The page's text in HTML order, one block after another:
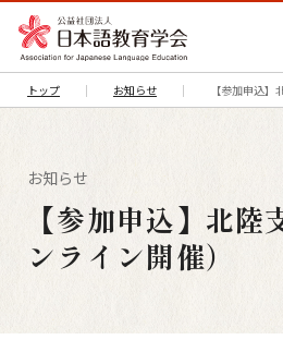
トップ お知らせ 【参加申込】
お知らせ
【参加申込】北陸
ンライン開催）